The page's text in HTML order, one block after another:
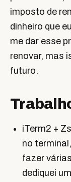
imposto de
dinheiro que
me dar esse
renovar, mas
futuro.
iTerm2 +
no
fazer
dediquei